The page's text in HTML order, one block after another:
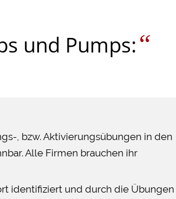
und Pumps:“
, bzw. Aktivierungsübungen in den
Alle Firmen brauchen ihr
identifiziert und durch die Übungen